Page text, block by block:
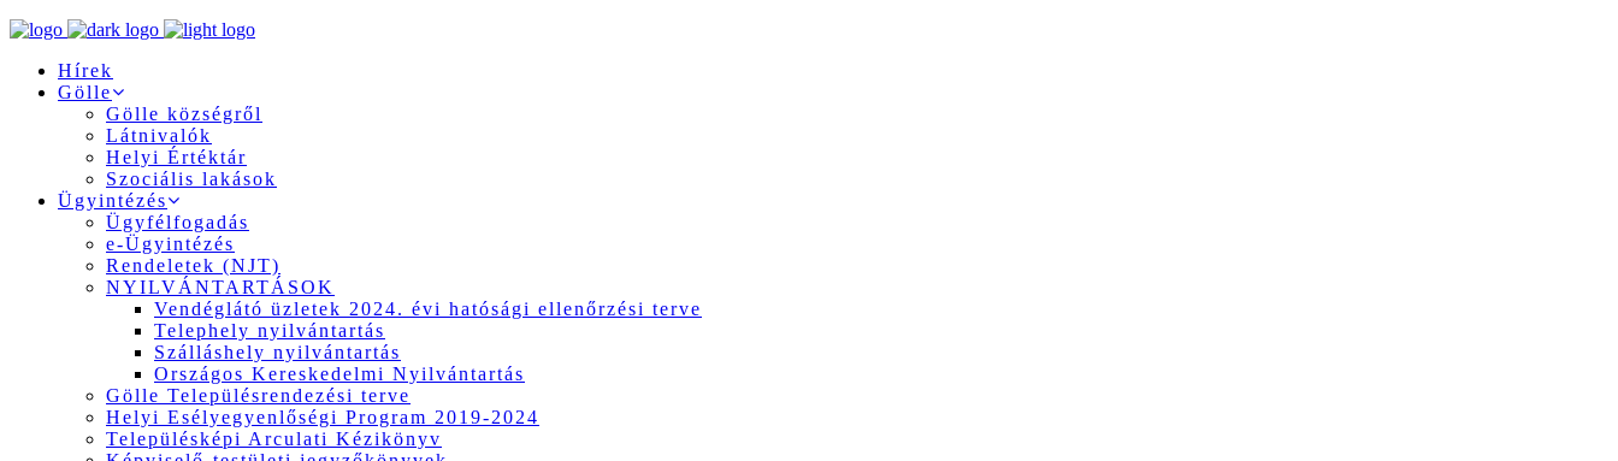
Hírek
Gölle
Gölle községről
Látnivalók
Helyi Értéktár
Szociális lakások
Ügyintézés
Ügyfélfogadás
e-Ügyintézés
Rendeletek (NJT)
NYILVÁNTARTÁSOK
Vendéglátó üzletek 2024. évi hatósági ellenőrzési terve
Telephely nyilvántartás
Szálláshely nyilvántartás
Országos Kereskedelmi Nyilvántartás
Gölle Településrendezési terve
Helyi Esélyegyenlőségi Program 2019-2024
Településképi Arculati Kézikönyv